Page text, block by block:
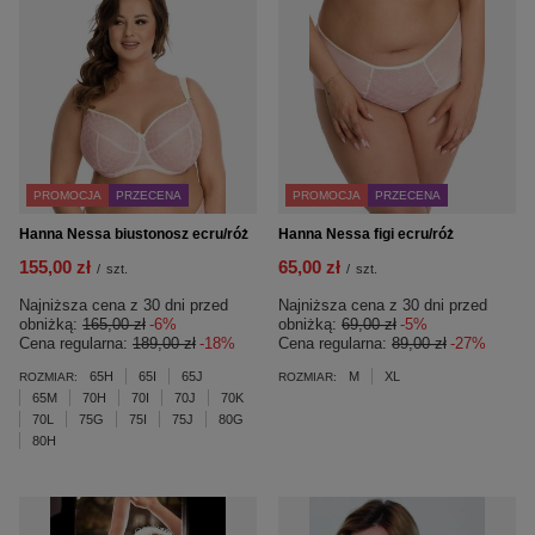
PROMOCJA PRZECENA
Hanna Nessa biustonosz ecru/róż
155,00 zł / szt.
Najniższa cena z 30 dni przed
obniżką: 165,00 zł -6%
Cena regularna: 189,00 zł -18%
ROZMIAR: 65H 65I
65J
65M
70H 70I 70J
70K
70L
75G 75I 75J
80G
80H
PROMOCJA PRZECENA
Hanna Nessa figi ecru/róż
65,00 zł / szt.
Najniższa cena z 30 dni przed
obniżką: 69,00 zł -5%
Cena regularna: 89,00 zł -27%
ROZMIAR: M XL